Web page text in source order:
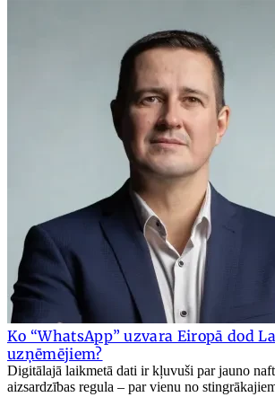
Ko “WhatsApp” uzvara Eiropā dod
uzņēmējiem?
Digitālajā laikmetā dati ir kļuvuši par jauno
aizsardzības regula – par vienu no